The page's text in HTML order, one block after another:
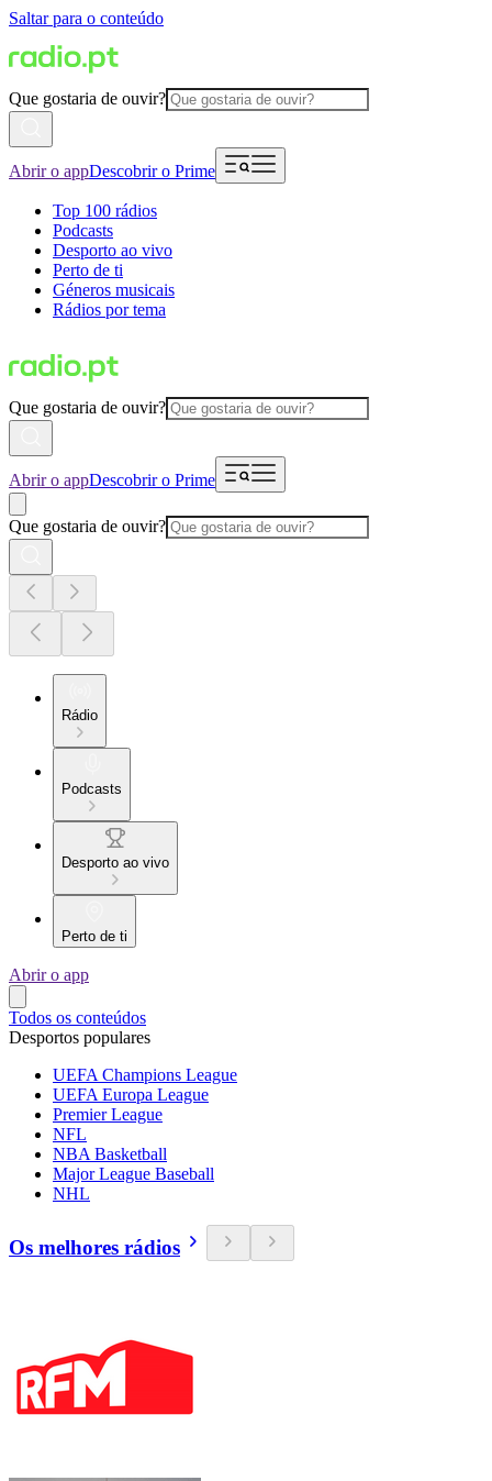
Saltar para o conteúdo
Que gostaria de ouvir?
Abrir o appDescobrir o Prime
Top 100 rádios
Podcasts
Desporto ao vivo
Perto de ti
Géneros musicais
Rádios por tema
Que gostaria de ouvir?
Abrir o appDescobrir o Prime
Que gostaria de ouvir?
Rádio
Podcasts
Desporto ao vivo
Perto de ti
Abrir o app
Todos os conteúdos
Desportos populares
UEFA Champions League
UEFA Europa League
Premier League
NFL
NBA Basketball
Major League Baseball
NHL
Os melhores rádios